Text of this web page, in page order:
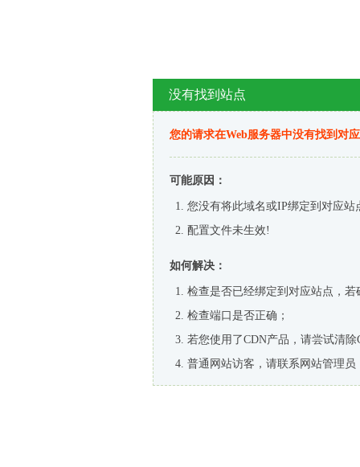
没有找到站点
您的请求在Web服务器中没有找到对
可能原因：
您没有将此域名或IP绑定到对应站
配置文件未生效!
如何解决：
检查是否已经绑定到对应站点，
检查端口是否正确；
若您使用了CDN产品，请尝试清除
普通网站访客，请联系网站管理员